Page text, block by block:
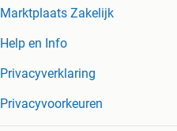
Marktplaats Zakelijk
Help en Info
Privacyverklaring
Privacyvoorkeuren